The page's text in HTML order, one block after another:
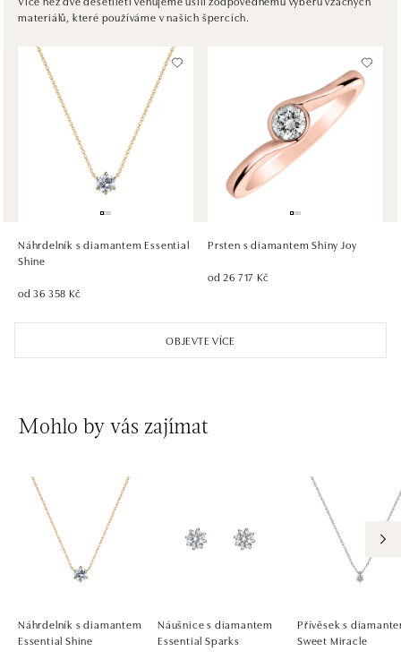
tel.: +421917090467
HALADA OC Avion, Bratislava
Ivanská cesta 16, 821 04 Bratislava
tel.: +421 917 090 372
zítra otevřeno od 10:00
HALADA OC Eurovea, Bratislava
Pribinova 8, 811 09 Bratislava
zítra otevřeno od 10:00
materiálů, které používáme v našich špercích.
OBJEVTE VÍCE
Náhrdelník s diamantem Essential
Shine
od 36 358 Kč
Prsten s diamantem Shiny Joy
od 26 717 Kč
Mohlo by vás zajímat
Náhrdelník s diamantem
Essential Shine
Náušnice s diamantem
Essential Sparks
Přívěsek s
Sweet Miracle